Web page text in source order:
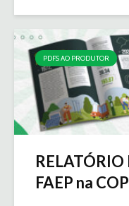
PDFS AO PRODUTOR
RELATÓRIO
FAEP na